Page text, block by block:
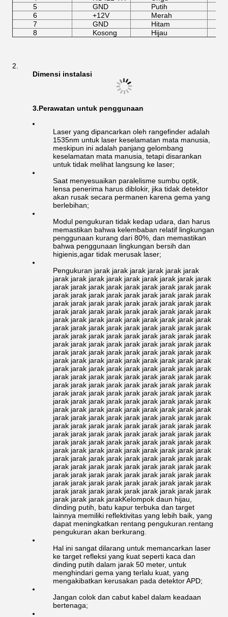
5
GND
Putih
6
+12V
Merah
7
GND
Hitam
8
Kosong Hijau
Dimensi instalasi
3.Perawatan untuk penggunaan
Laser yang dipancarkan oleh rangefinder adalah
1535nm untuk laser keselamatan mata manusia,
meskipun ini adalah panjang gelombang
keselamatan mata manusia, tetapi disarankan
untuk tidak melihat langsung ke laser;
Saat menyesuaikan paralelisme sumbu optik,
lensa penerima harus diblokir, jika tidak detektor
akan rusak secara permanen karena gema yang
berlebihan;
Modul pengukuran tidak kedap udara, dan harus
memastikan bahwa kelembaban relatif lingkungan
penggunaan kurang dari 80%, dan memastikan
bahwa penggunaan lingkungan bersih dan
higienis,agar tidak merusak laser;
Pengukuran jarak jarak jarak jarak jarak jarak
jarak jarak jarak jarak jarak jarak jarak jarak jarak
jarak jarak jarak jarak jarak jarak jarak jarak jarak
jarak jarak jarak jarak jarak jarak jarak jarak jarak
jarak jarak jarak jarak jarak jarak jarak jarak jarak
jarak jarak jarak jarak jarak jarak jarak jarak jarak
jarak jarak jarak jarak jarak jarak jarak jarak jarak
jarak jarak jarak jarak jarak jarak jarak jarak jarak
jarak jarak jarak jarak jarak jarak jarak jarak jarak
jarak jarak jarak jarak jarak jarak jarak jarak jarak
jarak jarak jarak jarak jarak jarak jarak jarak jarak
jarak jarak jarak jarak jarak jarak jarak jarak jarak
jarak jarak jarak jarak jarak jarak jarak jarak jarak
jarak jarak jarak jarak jarak jarak jarak jarak jarak
jarak jarak jarak jarak jarak jarak jarak jarak jarak
jarak jarak jarak jarak jarak jarak jarak jarak jarak
jarak jarak jarak jarak jarak jarak jarak jarak jarak
jarak jarak jarak jarak jarak jarak jarak jarak jarak
jarak jarak jarak jarak jarak jarak jarak jarak jarak
jarak jarak jarak jarak jarak jarak jarak jarak jarak
jarak jarak jarak jarak jarak jarak jarak jarak jarak
jarak jarak jarak jarak jarak jarak jarak jarak jarak
jarak jarak jarak jarak jarak jarak jarak jarak jarak
jarak jarak jarak jarak jarak jarak jarak jarak jarak
jarak jarak jarak jarak jarak jarak jarak jarak jarak
jarak jarak jarak jarak jarak jarak jarak jarak jarak
jarak jarak jarak jarak jarak jarak jarak jarak jarak
jarak jarak jarak jarak jarak jarak jarak jarak jarak
jarak jarak jarak jarakKelompok daun hijau,
dinding putih, batu kapur terbuka dan target
lainnya memiliki reflektivitas yang lebih baik, yang
dapat meningkatkan rentang pengukuran.rentang
pengukuran akan berkurang.
Hal ini sangat dilarang untuk memancarkan laser
ke target refleksi yang kuat seperti kaca dan
dinding putih dalam jarak 50 meter, untuk
menghindari gema yang terlalu kuat, yang
mengakibatkan kerusakan pada detektor APD;
Jangan colok dan cabut kabel dalam keadaan
bertenaga;